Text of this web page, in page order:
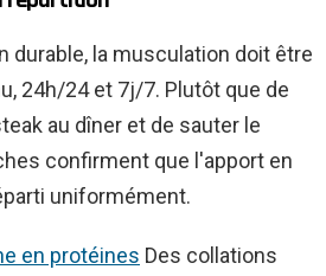
durable, la musculation doit être
24h/24 et 7j/7. Plutôt que de
au dîner et de sauter le
confirment que l'apport en
uniformément.
en protéines Des collations